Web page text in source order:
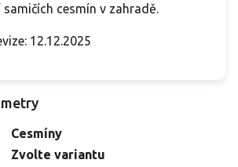
cesmín v zahradě.
12.12.2025
Cesmíny
Zvolte variantu